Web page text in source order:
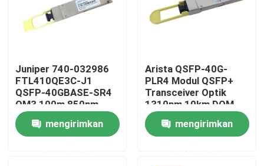
Rumah
Produk
Juniper 740-032986
FTL410QE3C-J1
QSFP-40GBASE-SR4
OM3 100m 850nm
Finisar Fiber Optic
Equipmentmengirimkan
Arista QSFP-40G-
PLR4 Modul QSFP+
Transceiver Optik
1310nm 10km DOM
MTP/MPO-12 SMF
mengirimkan